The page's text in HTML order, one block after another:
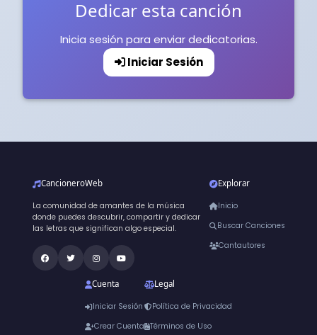
Dedicar esta canción
Inicia sesión para enviar dedicatorias.
Iniciar Sesión
CancioneroWeb
La comunidad de amantes de la música
donde puedes descubrir, compartir y dedicar
las letras que significan algo especial.
Explorar
Inicio
Buscar Canciones
Cantautores
Cuenta
Iniciar Sesión
Crear Cuenta
Legal
Política de Privacidad
Términos de Uso